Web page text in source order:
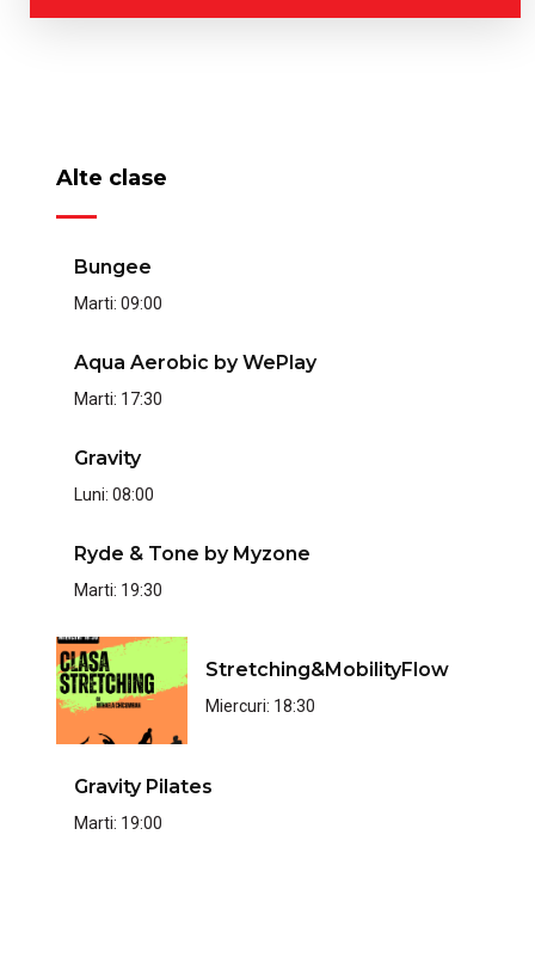
Alte clase
Bungee
Marti: 09:00
Aqua Aerobic by WePlay
Marti: 17:30
Gravity
Luni: 08:00
Ryde & Tone by Myzone
Marti: 19:30
Stretching&MobilityFlow
Miercuri: 18:30
Gravity Pilates
Marti: 19:00